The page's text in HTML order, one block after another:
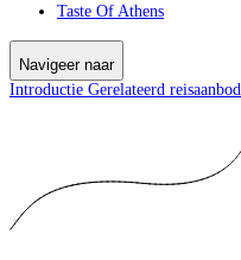
Taste Of Athens
Navigeer naar
Introductie Gerelateerd reisaanbod